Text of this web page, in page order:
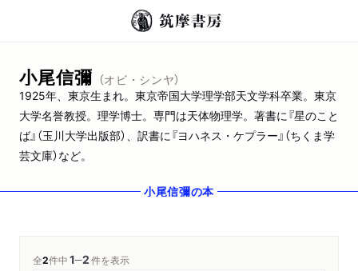
小尾信彌 （オビ・シンヤ）
1925年、東京生まれ。東京帝国大学理学部天文学科卒業。東京
大学名誉教授。理学博士。専門は天体物理学。著書に『星のこと
ば』（玉川大学出版部）、訳書に『ヨハネス・ケプラー』（ちくま学
芸文庫）など。
小尾信彌の本
全2件中1─2件を表示